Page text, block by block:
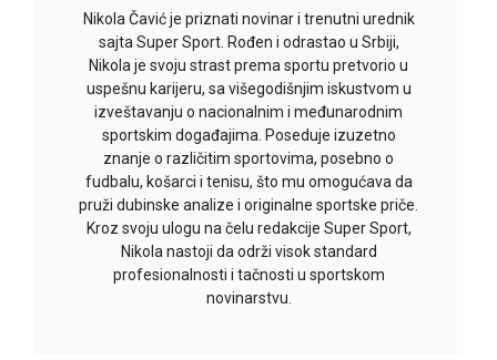
Nikola Čavić je priznati novinar i trenutni urednik
sajta Super Sport. Rođen i odrastao u Srbiji,
Nikola je svoju strast prema sportu pretvorio u
uspešnu karijeru, sa višegodišnjim iskustvom u
izveštavanju o nacionalnim i međunarodnim
sportskim događajima. Poseduje izuzetno
znanje o različitim sportovima, posebno o
fudbalu, košarci i tenisu, što mu omogućava da
pruži dubinske analize i originalne sportske priče.
Kroz svoju ulogu na čelu redakcije Super Sport,
Nikola nastoji da održi visok standard
profesionalnosti i tačnosti u sportskom
novinarstvu.